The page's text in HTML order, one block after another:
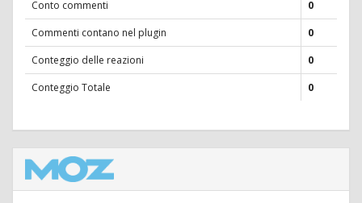
Conto commenti
0
Commenti contano nel plugin
0
Conteggio delle reazioni
0
Conteggio Totale
0